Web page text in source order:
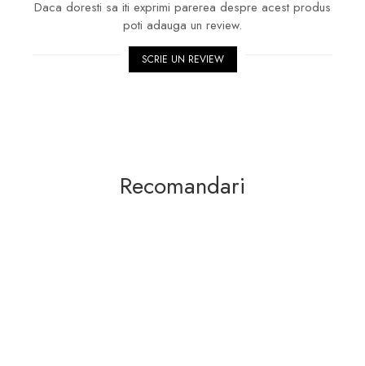
Daca doresti sa iti exprimi parerea despre acest produs
poti adauga un review.
SCRIE UN REVIEW
Recomandari